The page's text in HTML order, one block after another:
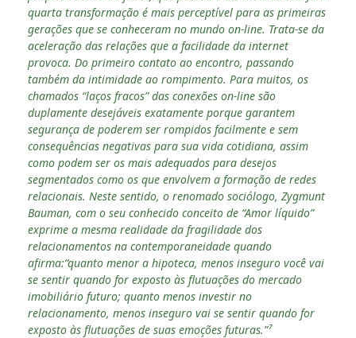
quarta transformação é mais perceptível para as primeiras
gerações que se conheceram no mundo on-line. Trata-se da
aceleração das relações que a facilidade da internet
provoca. Do primeiro contato ao encontro, passando
também da intimidade ao rompimento. Para muitos, os
chamados “laços fracos” das conexões on-line são
duplamente desejáveis exatamente porque garantem
segurança de poderem ser rompidos facilmente e sem
consequências negativas para sua vida cotidiana, assim
como podem ser os mais adequados para desejos
segmentados como os que envolvem a formação de redes
relacionais. Neste sentido, o renomado sociólogo, Zygmunt
Bauman, com o seu conhecido conceito de “Amor líquido”
exprime a mesma realidade da fragilidade dos
relacionamentos na contemporaneidade quando
afirma:“quanto menor a hipoteca, menos inseguro você vai
se sentir quando for exposto às flutuações do mercado
imobiliário futuro; quanto menos investir no
relacionamento, menos inseguro vai se sentir quando for
exposto às flutuações de suas emoções futuras.”⁷